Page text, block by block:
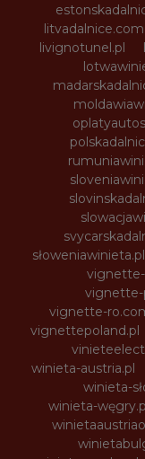
litvadalnice.com
livignotunel.pl
słoweniawinieta.pl
vignette-
vignette-
vignettepoland.pl
winieta-austria.pl
winieta-
winieta-